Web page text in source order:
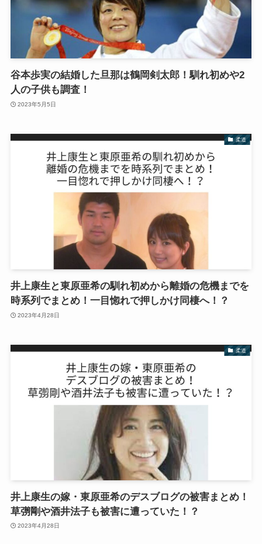
谷本歩実の結婚した旦那は鶴岡剣太郎！馴れ初めや2
人の子供も調査！
2023年5月5日
柔道
井上康生と東原亜希の馴れ初めから離婚の危機までを
時系列でまとめ！一目惚れで押しかけ同棲へ！？
2023年4月28日
柔道
井上康生の嫁・東原亜希のデスブログの被害まとめ！
草彅剛や酒井法子も被害に遭っていた！？
2023年4月28日